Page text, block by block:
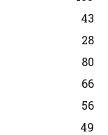
43
28
80
66
56
49